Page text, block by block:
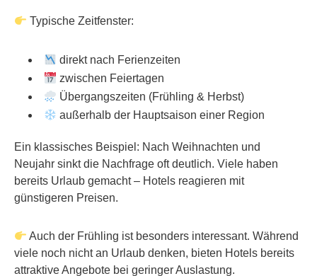
Typische Zeitfenster:
direkt nach Ferienzeiten
zwischen Feiertagen
Übergangszeiten (Frühling & Herbst)
außerhalb der Hauptsaison einer Region
Ein klassisches Beispiel: Nach Weihnachten und
Neujahr sinkt die Nachfrage oft deutlich. Viele haben
bereits Urlaub gemacht – Hotels reagieren mit
günstigeren Preisen.
Auch der Frühling ist besonders interessant. Während
viele noch nicht an Urlaub denken, bieten Hotels bereits
attraktive Angebote bei geringer Auslastung.